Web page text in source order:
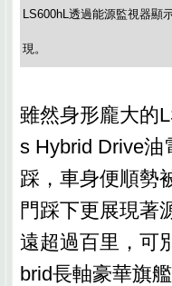
LS600hL透過能源監視器顯
現。
雖然身形龐大的
s Hybrid Drive油
踩，車身便順勢
門踩下更展現著
遠超過百里，可
brid長軸豪華旗